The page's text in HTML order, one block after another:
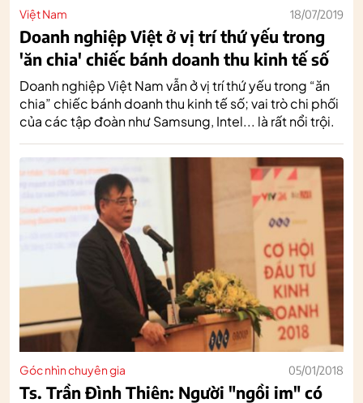
Việt Nam 18/07/2019
Doanh nghiệp Việt ở vị trí thứ yếu trong
'ăn chia' chiếc bánh doanh thu kinh tế số
Doanh nghiệp Việt Nam vẫn ở vị trí thứ yếu trong “ăn
chia” chiếc bánh doanh thu kinh tế số; vai trò chi phối
của các tập đoàn như Samsung, Intel... là rất nổi trội.
Góc nhìn chuyên gia 05/01/2018
Ts. Trần Đình Thiên: Người "ngồi im" có